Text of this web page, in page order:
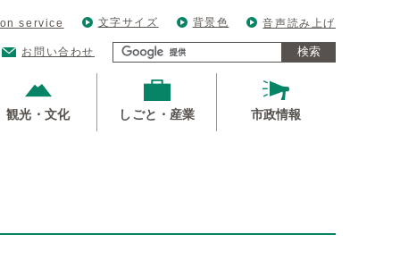
service 文字サイズ 背景色 音声読み上げ
お問い合わせ 検索
観光・文化 しごと・産業 市政情報